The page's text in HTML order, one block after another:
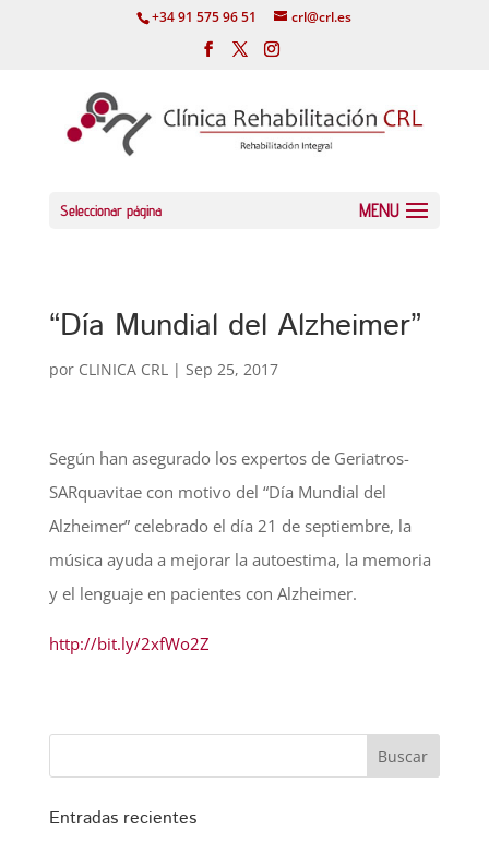
+34 91 575 96 51 crl@crl.es
Seleccionar página
“Día Mundial del Alzheimer”
por CLINICA CRL| Sep 25, 2017
Según han asegurado los expertos de Geriatros-
SARquavitae con motivo del “Día Mundial del
Alzheimer” celebrado el día 21 de septiembre, la
música ayuda a mejorar la autoestima, la memoria
y el lenguaje en pacientes con Alzheimer.
http://bit.ly/2xfWo2Z
Entradas recientes